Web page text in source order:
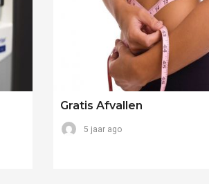
Gratis Afvallen
5 jaar ago